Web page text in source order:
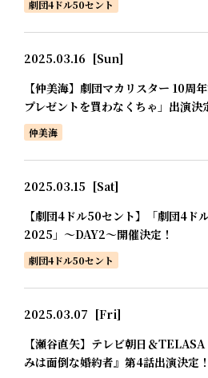
劇団4ドル50セント
2025.03.16 [Sun]
【仲美海】劇団マカリスター 10周
プレゼントを買わなくちゃ」出演決
仲美海
2025.03.15 [Sat]
【劇団4ドル50セント】「劇団4ド
2025」～DAY2～開催決定！
劇団4ドル50セント
2025.03.07 [Fri]
【瀬谷直矢】テレビ朝日＆
みは面倒な婚約者』第4話出演決定！